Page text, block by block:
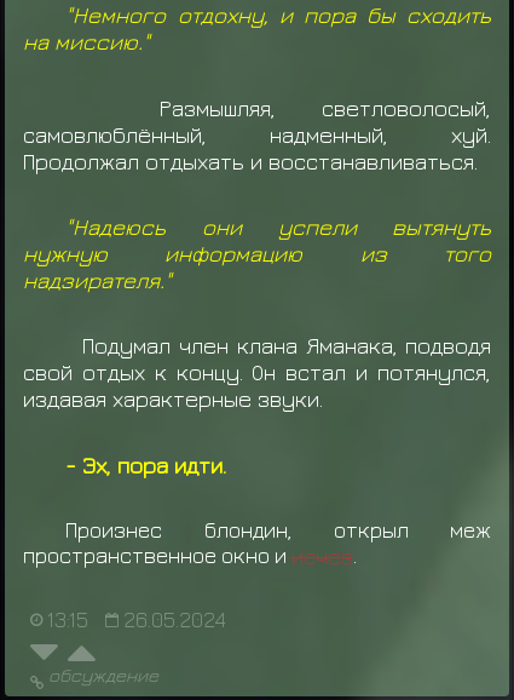
Яманака ШунзабираетКибакуфуда
"Немного отдохну, и пора бы сходить
на миссию."
Размышляя, светловолосый,
самовлюблённый, надменный, хуй.
Продолжал отдыхать и восстанавливаться.
"Надеюсь они успели вытянуть
нужную информацию из того
надзирателя."
Подумал член клана Яманака, подводя
свой отдых к концу. Он встал и потянулся,
издавая характерные звуки.
- Эх, пора идти.
Произнес блондин, открыл меж
пространственное окно иисчез.
13:15 26.05.2024
обсуждение